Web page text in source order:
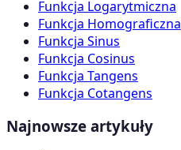
Funkcja Logarytmiczna
Funkcja Homograficzna
Funkcja Sinus
Funkcja Cosinus
Funkcja Tangens
Funkcja Cotangens
Najnowsze artykuły